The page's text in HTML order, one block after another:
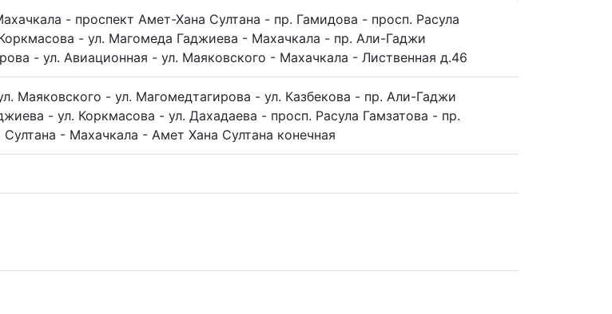
- проспект Амет-Хана Султана - пр. Гамидова - просп. Расула
- ул. Магомеда Гаджиева - Махачкала - пр. Али-Гаджи
- ул. Авиационная - ул. Маяковского - Махачкала - Лиственная д.46
Маяковского - ул. Магомедтагирова - ул. Казбекова - пр. Али-Гаджи
- ул. Коркмасова - ул. Дахадаева - просп. Расула Гамзатова - пр.
- Махачкала - Амет Хана Султана конечная